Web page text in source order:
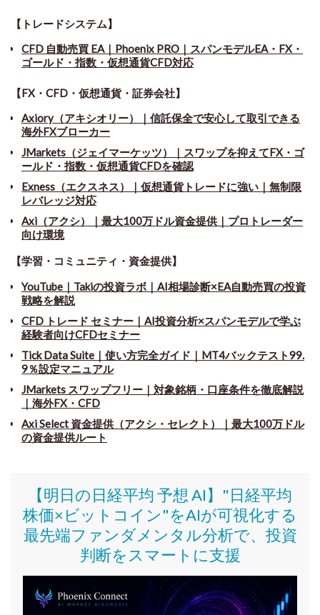
【トレードシステム】
CFD 自動売買 EA｜Phoenix PRO｜スパンモデルEA・FX・
ゴールド・指数・仮想通貨CFD対応
【FX・CFD・仮想通貨・証券会社】
Axiory（アキシオリー）｜信託保全で安心して取引できる
海外FXブローカー
JMarkets（ジェイマーケッツ）｜スワップを抑えてFX・ゴ
ールド・指数・仮想通貨CFDを確認
Exness（エクスネス）｜仮想通貨トレードに強い｜無制限
レバレッジ対応
Axi（アクシ）｜最大100万ドル資金提供｜プロトレーダー
向け環境
【学習・コミュニティ・資金提供】
YouTube｜Takiの投資ラボ｜AI相場診断×EA自動売買の投資
戦略を解説
CFD トレード セミナー ｜ AI投資分析×スパンモデルで学ぶ
経験者向けCFDセミナー
Tick Data Suite ｜ 使い方完全ガイド｜MT4バックテスト99.
9％設定マニュアル
JMarkets スワップフリー ｜ 対象銘柄・口座条件を徹底解説
｜海外FX・CFD
Axi Select 資金提供（アクシ・セレクト）｜最大100万ドル
の資金提供ルート
【明日の日経平均 予想 AI】"日経平均
株価×ビットコイン"をAIが可視化する
最先端ファンダメンタル分析で、投資
判断をスマートに支援